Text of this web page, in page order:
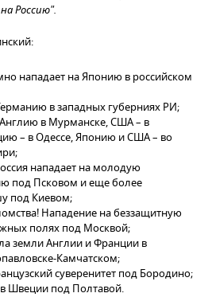
Россию".
нападает на Японию в российском
в западных губерниях РИ;
Англию в Мурманске, США – в
– в Одессе, Японию и США – во
нападает на молодую
под Псковом и еще более
под Киевом;
Нападение на беззащитную
полях под Москвой;
земли Англии и Франции в
Камчатском;
суверенитет под Бородино;
Швеции под Полтавой.